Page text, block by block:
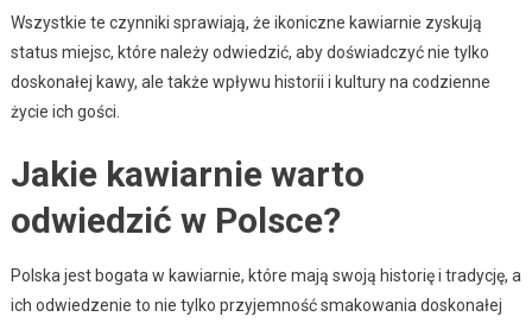
Wszystkie te czynniki sprawiają, że ikoniczne kawiarnie zyskują
status miejsc, które należy odwiedzić, aby doświadczyć nie tylko
doskonałej kawy, ale także wpływu historii i kultury na codzienne
życie ich gości.
Jakie kawiarnie warto
odwiedzić w Polsce?
Polska jest bogata w kawiarnie, które mają swoją historię i tradycję, a
ich odwiedzenie to nie tylko przyjemność smakowania doskonałej